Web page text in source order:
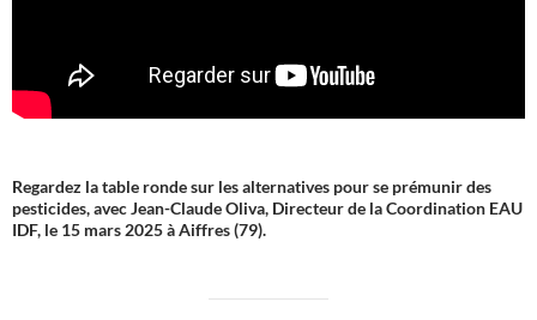
Regardez la table ronde sur les alternatives pour se prémunir des
pesticides, avec Jean-Claude Oliva, Directeur de la Coordination EAU
IDF, le 15 mars 2025 à Aiffres (79).